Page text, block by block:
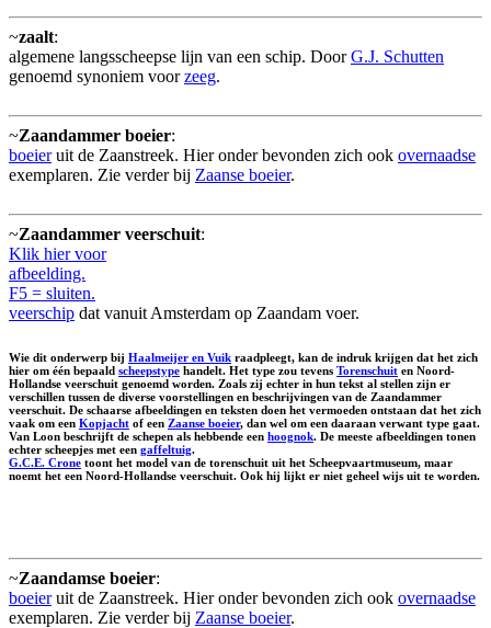
~zaalt:
algemene langsscheepse lijn van een schip. DoorG.J. Schutten
genoemd synoniem voorzeeg.
~Zaandammer boeier:
boeieruit de Zaanstreek. Hier onder bevonden zich ook overnaadse
exemplaren. Zie verder bij Zaanse boeier.
~Zaandammer veerschuit:
Klik hier voor
afbeelding.
F5 = sluiten.
veerschip dat vanuit Amsterdam op Zaandam voer.
Wie dit onderwerp bij Haalmeijer en Vuik raadpleegt, kan de indruk krijgen dat het zich
hier om één bepaald scheepstype handelt. Het type zou tevens Torenschuit en Noord-
Hollandse veerschuit genoemd worden. Zoals zij echter in hun tekst al stellen zijn er
verschillen tussen de diverse voorstellingen en beschrijvingen van de Zaandammer
veerschuit. De schaarse afbeeldingen en teksten doen het vermoeden ontstaan dat het zich
vaak om een Kopjacht of een Zaanse boeier, dan wel om een daaraan verwant type gaat.
Van Loon beschrijft de schepen als hebbende een hoognok. De meeste afbeeldingen tonen
echter scheepjes met een gaffeltuig.
G.C.E. Crone toont het model van de torenschuit uit het Scheepvaartmuseum, maar
noemt het een Noord-Hollandse veerschuit. Ook hij lijkt er niet geheel wijs uit te worden.
~Zaandamse boeier:
boeieruit de Zaanstreek. Hier onder bevonden zich ook overnaadse
exemplaren. Zie verder bij Zaanse boeier.